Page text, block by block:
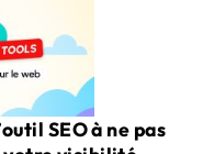
SEO à ne pas